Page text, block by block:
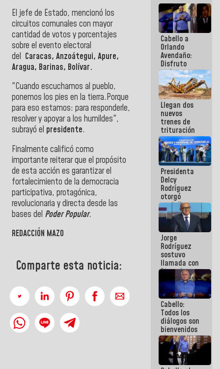
El jefe de Estado, mencionó los
circuitos comunales con mayor
cantidad de votos y porcentajes
sobre el evento electoral
del Caracas, Anzoátegui, Apure,
Aragua, Barinas, Bolívar.
"Cuando escuchamos al pueblo,
ponemos los pies en la tierra.Porque
para eso estamos: para responderle,
resolver y apoyar a los humildes",
subrayó el presidente.
Finalmente calificó como
importante reiterar que el propósito
de esta acción es garantizar el
fortalecimiento de la democracia
participativa, protagónica,
revolucionaria y directa desde las
bases del Poder Popular.
REDACCIÓN MAZO
Comparte esta noticia:
Cabello a
Orlando
Avendaño:
Disfruto
cada vez
que escribes
porque lo
que haces
es
embarrarla
Llegan dos
nuevos
trenes de
trituración
para
optimizar
manejo de
escombros
en La Guaira
Presidenta
Delcy
Rodríguez
otorgó
medalla
"Héroe de
Venezuela"
a servidores
públicos
Jorge
Rodríguez
sostuvo
llamada con
Dinorah
Figuera y
acuerdan
primer
encuentro
presencial
para el
diálogo
Cabello:
Todos los
diálogos son
bienvenidos
siempre que
estén en el
marco de la
Constitución